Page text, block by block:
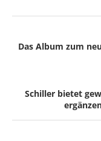
Das Album zum
Schiller bietet